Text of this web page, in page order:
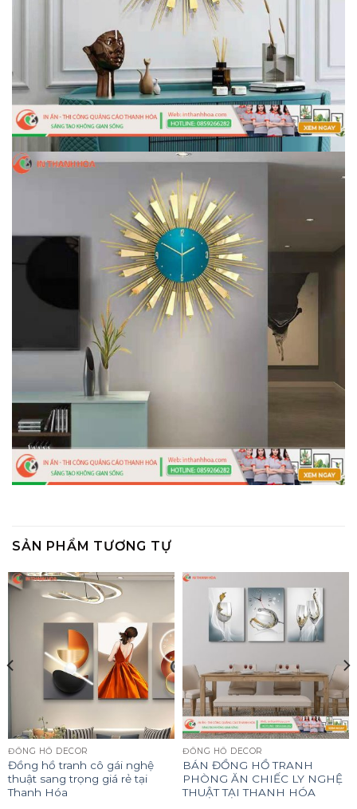
SẢN PHẨM TƯƠNG TỰ
ĐỒNG HỒ DECOR
Đồng hồ tranh cô gái nghệ
thuật sang trọng giá rẻ tại
Thanh Hóa
ĐỒNG HỒ DECOR
BÁN ĐỒNG HỒ TRANH
PHÒNG ĂN CHIẾC LY NGHỆ
THUẬT TẠI THANH HÓA